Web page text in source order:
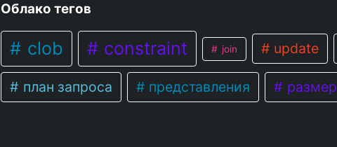
Облако тегов
clob constraint join update
план запроса представления размер